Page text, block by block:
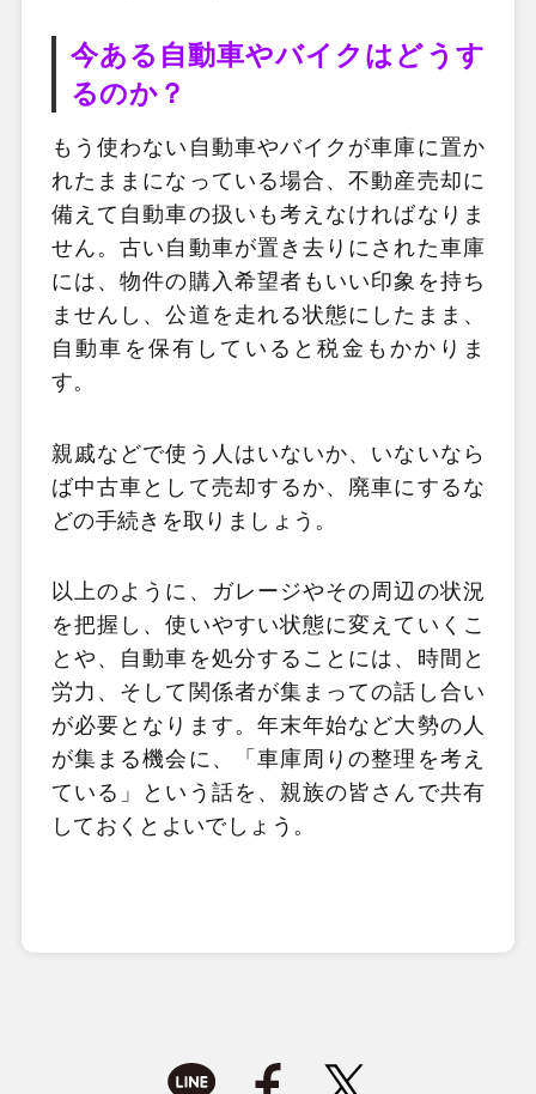
今ある自動車やバイクはどうす
るのか？
もう使わない自動車やバイクが車庫に置か
れたままになっている場合、不動産売却に
備えて自動車の扱いも考えなければなりま
せん。古い自動車が置き去りにされた車庫
には、物件の購入希望者もいい印象を持ち
ませんし、公道を走れる状態にしたまま、
自動車を保有していると税金もかかりま
す。
親戚などで使う人はいないか、いないなら
ば中古車として売却するか、廃車にするな
どの手続きを取りましょう。
以上のように、ガレージやその周辺の状況
を把握し、使いやすい状態に変えていくこ
とや、自動車を処分することには、時間と
労力、そして関係者が集まっての話し合い
が必要となります。年末年始など大勢の人
が集まる機会に、「車庫周りの整理を考え
ている」という話を、親族の皆さんで共有
しておくとよいでしょう。